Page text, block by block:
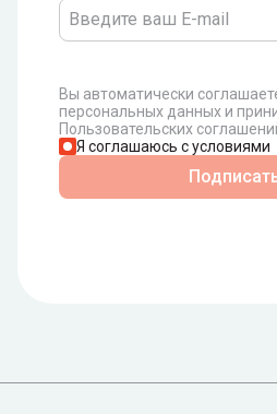
Вы автоматически
персональных данных и
Пользовательских
Я соглашаюсь с условиями